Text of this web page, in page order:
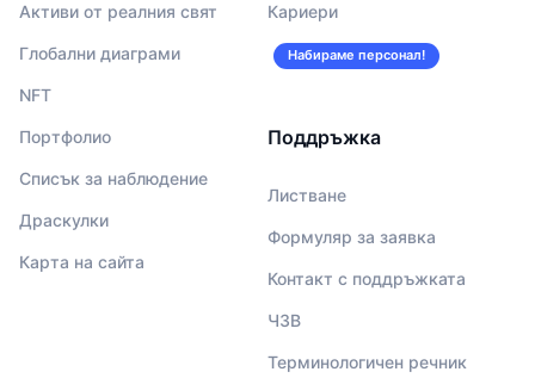
Активи от реалния свят
Глобални диаграми
NFT
Портфолио
Списък за наблюдение
Драскулки
Карта на сайта
Кариери
Набираме персонал!
Поддръжка
Листване
Формуляр за заявка
Контакт с поддръжката
ЧЗВ
Терминологичен речник